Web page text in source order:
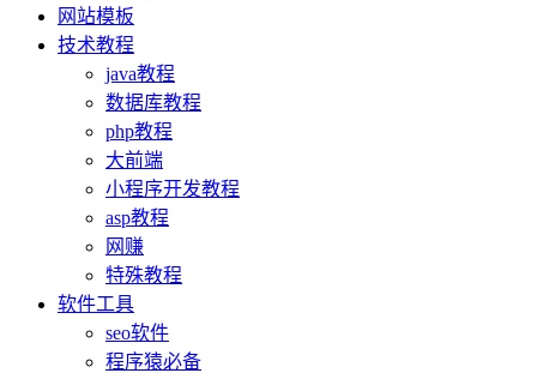
网站模板
技术教程
java教程
数据库教程
php教程
大前端
小程序开发教程
asp教程
网赚
特殊教程
软件工具
seo软件
程序猿必备